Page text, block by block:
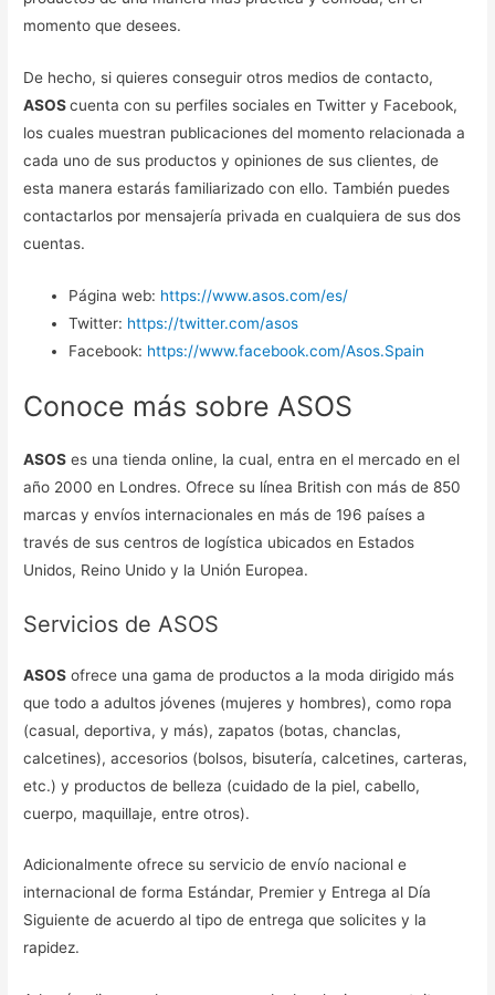
momento que desees.
De hecho, si quieres conseguir otros medios de contacto,
ASOScuenta con su perfiles sociales en Twitter y Facebook,
los cuales muestran publicaciones del momento relacionada a
cada uno de sus productos y opiniones de sus clientes, de
esta manera estarás familiarizado con ello. También puedes
contactarlos por mensajería privada en cualquiera de sus dos
cuentas.
Página web: https://www.asos.com/es/
Twitter: https://twitter.com/asos
Facebook: https://www.facebook.com/Asos.Spain
Conoce más sobre ASOS
ASOS es una tienda online, la cual, entra en el mercado en el
año 2000 en Londres. Ofrece su línea British con más de 850
marcas y envíos internacionales en más de 196 países a
través de sus centros de logística ubicados en Estados
Unidos, Reino Unido y la Unión Europea.
Servicios de ASOS
ASOS ofrece una gama de productos a la moda dirigido más
que todo a adultos jóvenes (mujeres y hombres), como ropa
(casual, deportiva, y más), zapatos (botas, chanclas,
calcetines), accesorios (bolsos, bisutería, calcetines, carteras,
etc.) y productos de belleza (cuidado de la piel, cabello,
cuerpo, maquillaje, entre otros).
Adicionalmente ofrece su servicio de envío nacional e
internacional de forma Estándar, Premier y Entrega al Día
Siguiente de acuerdo al tipo de entrega que solicites y la
rapidez.